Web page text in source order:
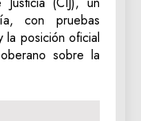
con pruebas
la posición oficial
sobre la